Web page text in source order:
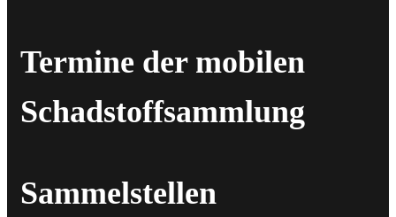
Termine der mobilen
Schadstoffsammlung
Sammelstellen